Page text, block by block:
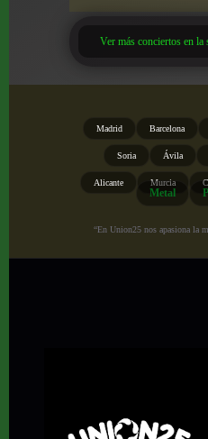
Ver más conciertos en la
Madrid Barcelona
Soria Ávila
Alicante Murcia
Metal
“En Union25 nos apasiona la